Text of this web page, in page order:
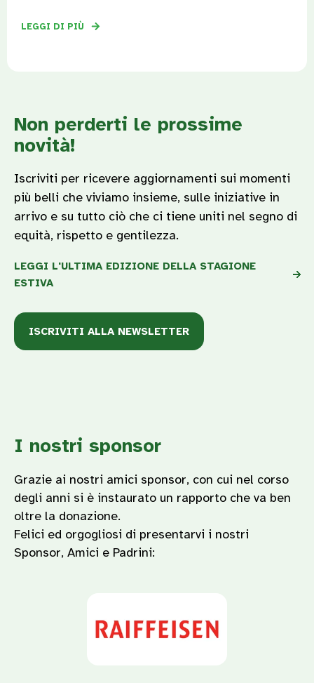
LEGGI DI PIÙ
Non perderti le prossime
novità!
Iscriviti per ricevere aggiornamenti sui momenti
più belli che viviamo insieme, sulle iniziative in
arrivo e su tutto ciò che ci tiene uniti nel segno di
equità, rispetto e gentilezza.
LEGGI L'ULTIMA EDIZIONE DELLA STAGIONE
ESTIVA
ISCRIVITI ALLA NEWSLETTER
I nostri sponsor
Grazie ai nostri amici sponsor, con cui nel corso
degli anni si è instaurato un rapporto che va ben
oltre la donazione.
Felici ed orgogliosi di presentarvi i nostri
Sponsor, Amici e Padrini: